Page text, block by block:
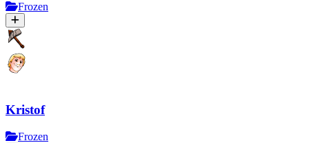
Frozen
Kristof
Frozen